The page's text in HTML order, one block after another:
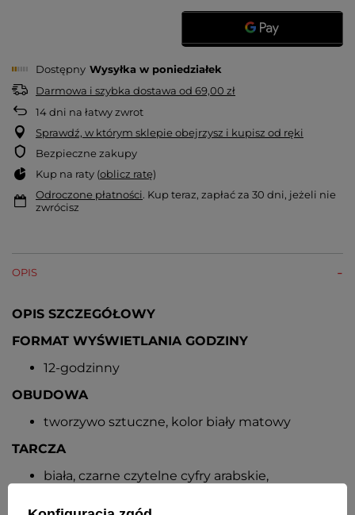
Dostępny Wysyłka w poniedziałek
Darmowa i szybka dostawa od 69,00 zł
14dni na łatwy zwrot
Sprawdź, w którym sklepie obejrzysz i kupisz od ręki
Bezpieczne zakupy
Kup na raty (oblicz ratę)
Odroczone płatności. Kup teraz, zapłać za 30 dni, jeżeli nie
zwrócisz
OPIS
OPIS SZCZEGÓŁOWY
FORMAT WYŚWIETLANIA GODZINY
12-godzinny
OBUDOWA
tworzywo sztuczne, kolor biały matowy
TARCZA
biała, czarne czytelne cyfry arabskie,